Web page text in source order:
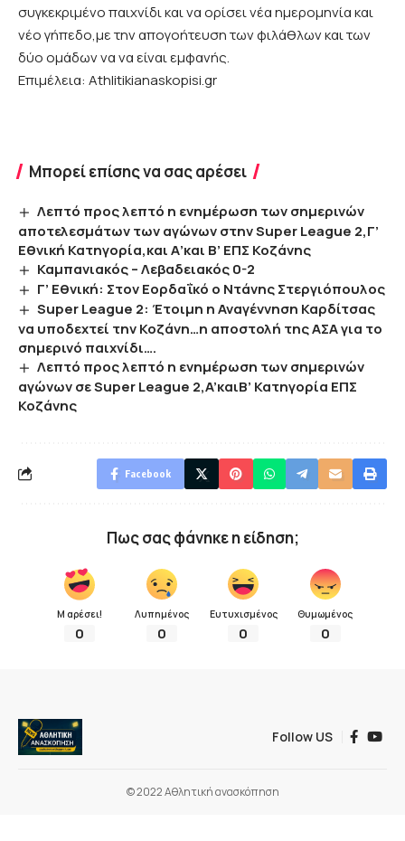
συγκεκριμένο παιχνίδι και να ορίσει νέα ημερομηνία και
νέο γήπεδο,με την απογοήτευση των φιλάθλων και των
δύο ομάδων να να είναι εμφανής.
Επιμέλεια: Athlitikianaskopisi.gr
Μπορεί επίσης να σας αρέσει
Λεπτό προς λεπτό η ενημέρωση των σημερινών
αποτελεσμάτων των αγώνων στην Super League 2,Γ’
Εθνική Κατηγορία,και Α’και Β’ ΕΠΣ Κοζάνης
Καμπανιακός – Λεβαδειακός 0-2
Γ’ Εθνική: Στον Εορδαΐκό ο Ντάνης Στεργιόπουλος
Super League 2: Έτοιμη η Αναγέννηση Καρδίτσας
να υποδεχτεί την Κοζάνη…η αποστολή της ΑΣΑ για το
σημερινό παιχνίδι….
Λεπτό προς λεπτό η ενημέρωση των σημερινών
αγώνων σε Super League 2,A’καιΒ’ Κατηγορία ΕΠΣ
Κοζάνης
Facebook
Πως σας φάνηκε η είδηση;
Μ αρέσει!
0
Λυπημένος
0
Ευτυχισμένος
0
Θυμωμένος
0
Follow US
© 2022 Αθλητική ανασκόπηση